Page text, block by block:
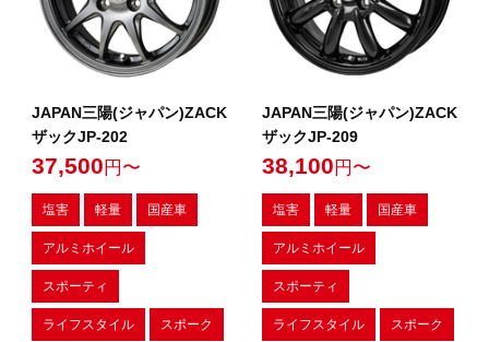
JAPAN三陽(ジャパン)ZACK
ザックJP-202
37,500 円〜
塩害 軽量 国産車
アルミホイール
スポーティ
ライフスタイル スポーク
JAPAN三陽(ジャパン)ZACK
ザックJP-209
38,100 円〜
塩害 軽量 国産車
アルミホイール
スポーティ
ライフスタイル スポーク